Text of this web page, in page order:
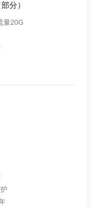
分）
量20G